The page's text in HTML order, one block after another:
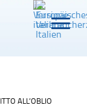
ALL’OBLIO